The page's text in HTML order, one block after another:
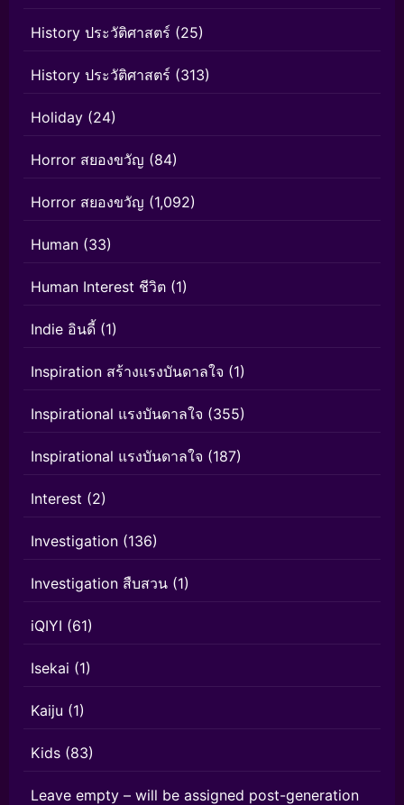
History ประวัติศาสตร์ (25)
History ประวัติศาสตร์ (313)
Holiday (24)
Horror สยองขวัญ (84)
Horror สยองขวัญ (1,092)
Human (33)
Human Interest ชีวิต (1)
Indie อินดี้ (1)
Inspiration สร้างแรงบันดาลใจ (1)
Inspirational แรงบันดาลใจ (355)
Inspirational แรงบันดาลใจ (187)
Interest (2)
Investigation (136)
Investigation สืบสวน (1)
iQIYI (61)
Isekai (1)
Kaiju (1)
Kids (83)
Leave empty – will be assigned post-generation